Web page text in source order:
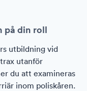
på din roll
utbildning vid
utanför
du att examineras
inom poliskåren.